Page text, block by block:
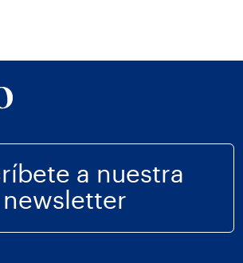
a nuestra
newsletter